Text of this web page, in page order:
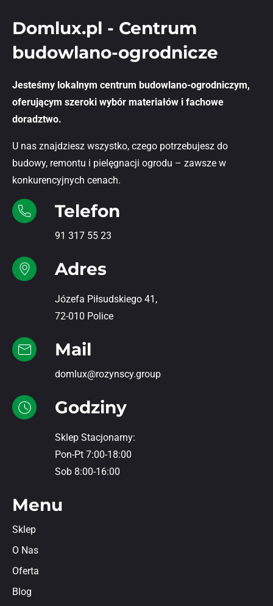
Domlux.pl - Centrum
budowlano-ogrodnicze
Jesteśmy lokalnym centrum budowlano-ogrodniczym,
oferującym szeroki wybór materiałów i fachowe
doradztwo.
U nas znajdziesz wszystko, czego potrzebujesz do
budowy, remontu i pielęgnacji ogrodu – zawsze w
konkurencyjnych cenach.
Telefon
91 317 55 23
Adres
Józefa Piłsudskiego 41,
72-010 Police
Mail
domlux@rozynscy.group
Godziny
Sklep Stacjonarny:
Pon-Pt 7:00-18:00
Sob 8:00-16:00
Menu
Sklep
O Nas
Oferta
Blog